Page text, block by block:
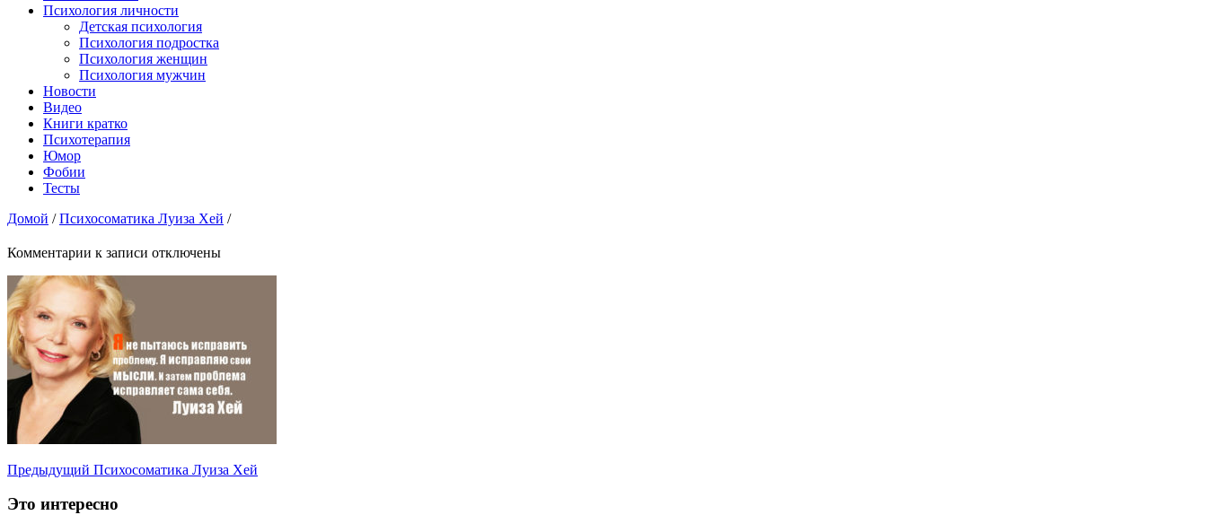
Психология личности
Детская психология
Психология подростка
Психология женщин
Психология мужчин
Новости
Видео
Книги кратко
Психотерапия
Юмор
Фобии
Тесты
Домой / Психосоматика Луиза Хей /
Комментарии к записи отключены
Предыдущий Психосоматика Луиза Хей
Это интересно